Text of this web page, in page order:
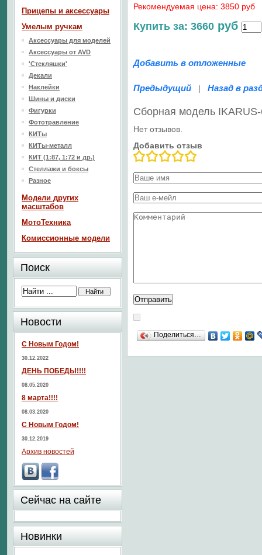
Рекомендуемая цена: 3850 руб
Купить за: 3660 руб
Добавить в отложенные
Предыдущий | Назад в
Сборная модель
Нет отзывов.
Добавить отзыв
Поделиться…
Прицепы и аксессуары
Умелым ручкам
Аксессуары для моделей
Аксессуары от AVD
'Стекляшки'
Декали
Наклейки
Шины и диски
Фигурки
Фототравление
КИТы
КИТы-металл
КИТ (1:87, 1:72 и др.)
Стеллажи и боксы
Разное
Модели других
масштабов
МотоТехника
Комиссионные модели
Поиск
Новости
С Новым Годом!
30.12.2022
ДЕНЬ ПОБЕДЫ!!!!
08.05.2020
8 марта!!!!
08.03.2020
С Новым Годом!
30.12.2019
Архив новостей
Сейчас на сайте
Новинки